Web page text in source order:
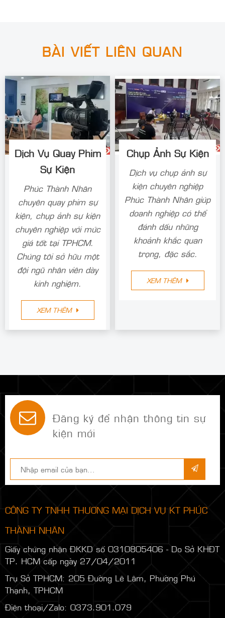
BÀI VIẾT LIÊN QUAN
Dịch Vụ Quay Phim
Sự Kiện
Phúc Thành Nhân
chuyên quay phim sự
kiện, chụp ảnh sự kiện
chuyên nghiệp với mức
giá tốt tại TPHCM.
Chúng tôi sở hữu một
đội ngũ nhân viên dày
kinh nghiệm.
XEM THÊM
Chụp Ảnh Sự Kiện
Dịch vụ chụp ảnh sự
kiện chuyên nghiệp
Phúc Thành Nhân giúp
doanh nghiệp có thể
đánh dấu những
khoảnh khắc quan
trọng, đặc sắc.
XEM THÊM
Đăng ký để nhận thông tin sự
kiện mới
CÔNG TY TNHH THƯƠNG MẠI DỊCH VỤ KT PHÚC
THÀNH NHÂN
Giấy chứng nhận ĐKKD số 0310805406 - Do Sở KHĐT
TP. HCM cấp ngày 27/04/2011
Trụ Sở TPHCM: 205 Đường Lê Lâm, Phường Phú
Thạnh, TPHCM
Điện thoại/Zalo: 0373.901.079